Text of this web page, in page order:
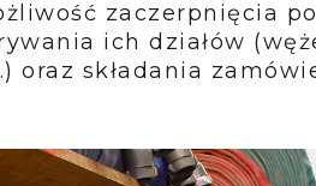
zaczerpnięcia
ich działów
oraz składania